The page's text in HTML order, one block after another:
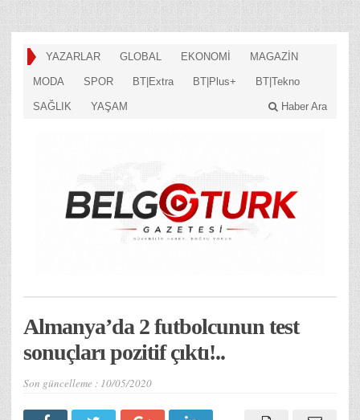
YAZARLAR GLOBAL EKONOMİ MAGAZİN
MODA SPOR BT|Extra BT|Plus+ BT|Tekno
SAĞLIK YAŞAM Haber Ara
Almanya’da 2 futbolcunun test
sonuçları pozitif çıktı!..
Son güncelleme : 10/05/2020